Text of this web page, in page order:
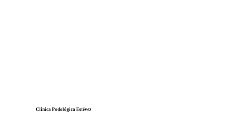
Clínica Podológica Estévez